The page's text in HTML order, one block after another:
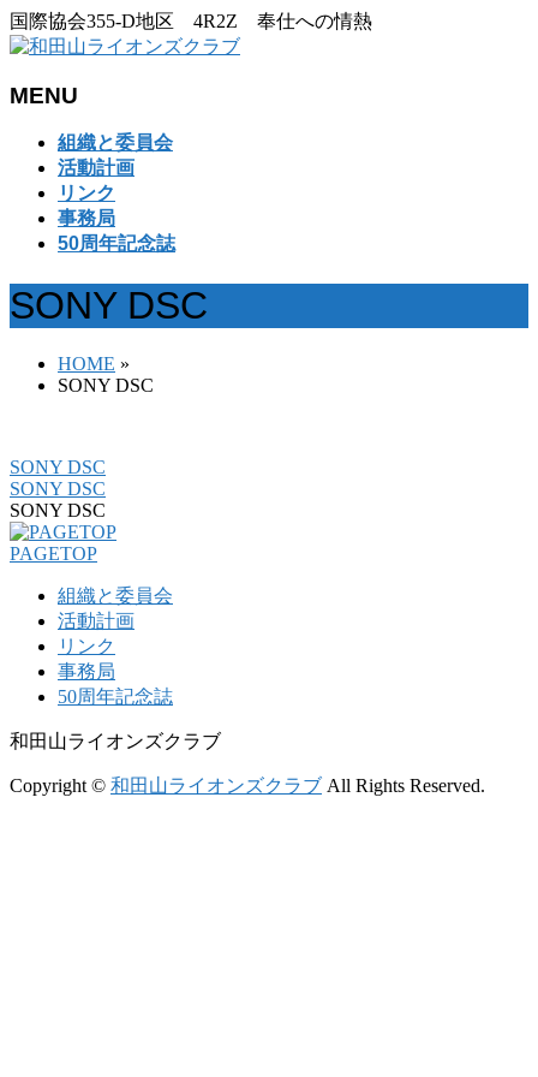
国際協会355-D地区 4R2Z 奉仕への情熱
MENU
ば
す
組織と委員会
活動計画
リンク
事務局
50周年記念誌
SONY DSC
HOME »
SONY DSC
SONY DSC
SONY DSC
SONY DSC
PAGETOP
組織と委員会
活動計画
リンク
事務局
50周年記念誌
和田山ライオンズクラブ
Copyright © 和田山ライオンズクラブ All Rights Reserved.